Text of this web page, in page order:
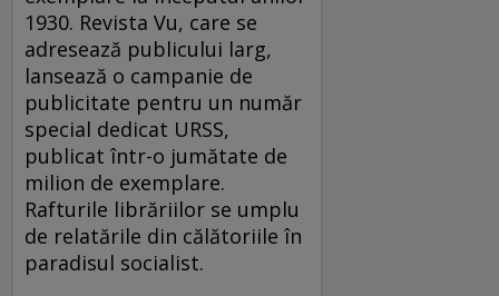
1930. Revista Vu, care se
adresează publicului larg,
lansează o campanie de
publicitate pentru un număr
special dedicat URSS,
publicat într-o jumătate de
milion de exemplare.
Rafturile librăriilor se umplu
de relatările din călătoriile în
paradisul socialist.